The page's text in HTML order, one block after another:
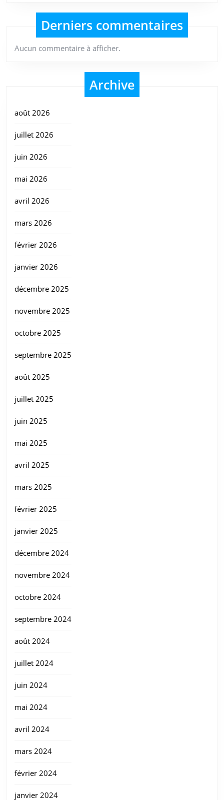
Derniers commentaires
Aucun commentaire à afficher.
Archive
août 2026
juillet 2026
juin 2026
mai 2026
avril 2026
mars 2026
février 2026
janvier 2026
décembre 2025
novembre 2025
octobre 2025
septembre 2025
août 2025
juillet 2025
juin 2025
mai 2025
avril 2025
mars 2025
février 2025
janvier 2025
décembre 2024
novembre 2024
octobre 2024
septembre 2024
août 2024
juillet 2024
juin 2024
mai 2024
avril 2024
mars 2024
février 2024
janvier 2024